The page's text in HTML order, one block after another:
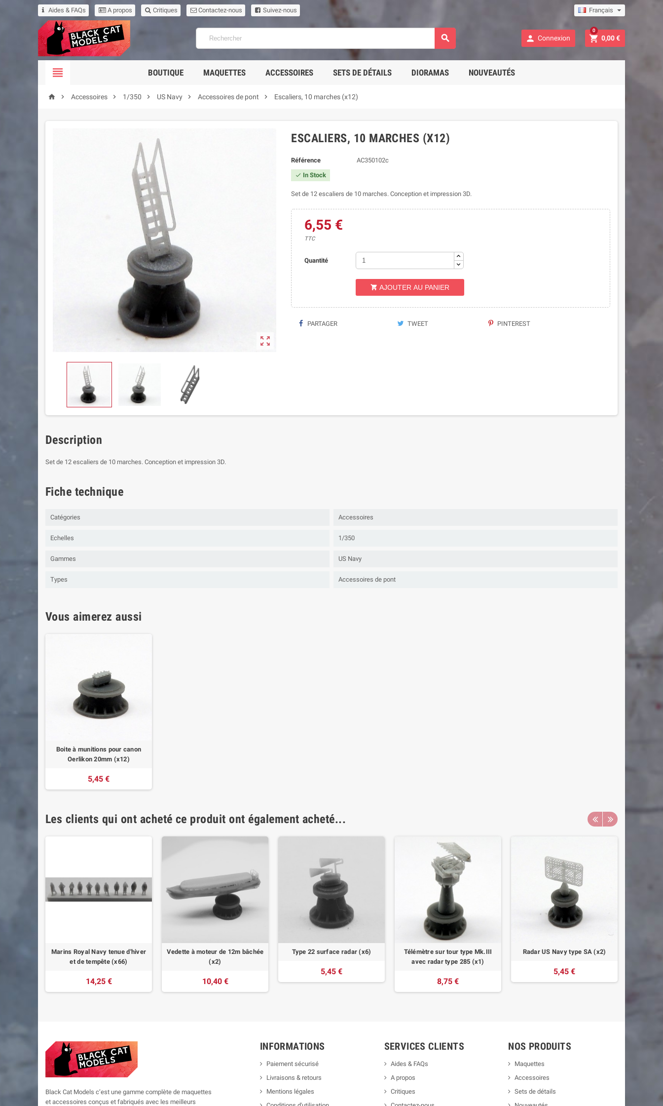
Aides & FAQs A propos Critiques Contactez-nous Suivez-nous Français
  Connexion  0,00 €
0
 BOUTIQUE MAQUETTES ACCESSOIRES SETS DE DÉTAILS DIORAMAS NOUVEAUTÉS
  Accessoires  1/350  US Navy  Accessoires de pont  Escaliers, 10 marches (x12)

ESCALIERS, 10 MARCHES (X12)
Référence AC350102c
 In Stock
Set de 12 escaliers de 10 marches. Conception et impression 3D.
6,55 €
TTC
Quantité
 AJOUTER AU PANIER
PARTAGER TWEET PINTEREST
Description
Set de 12 escaliers de 10 marches. Conception et impression 3D.
Fiche technique
Catégories Accessoires
Echelles 1/350
Gammes US Navy
Types Accessoires de pont
Vous aimerez aussi
Boite à munitions pour canon
Oerlikon 20mm (x12)
5,45 €
Les clients qui ont acheté ce produit ont également acheté...
Marins Royal Navy tenue d'hiver
et de tempête (x66)
14,25 €
Vedette à moteur de 12m bâchée
(x2)
10,40 €
Type 22 surface radar (x6)
5,45 €
Télémètre sur tour type Mk.III
avec radar type 285 (x1)
8,75 €
Radar US Navy type SA (x2)
5,45 €
Black Cat Models c’est une gamme complète de maquettes
et accessoires conçus et fabriqués avec les meilleurs
INFORMATIONS
Paiement sécurisé
Livraisons & retours
Mentions légales
SERVICES CLIENTS
Aides & FAQs
A propos
Critiques
NOS PRODUITS
Maquettes
Accessoires
Sets de détails